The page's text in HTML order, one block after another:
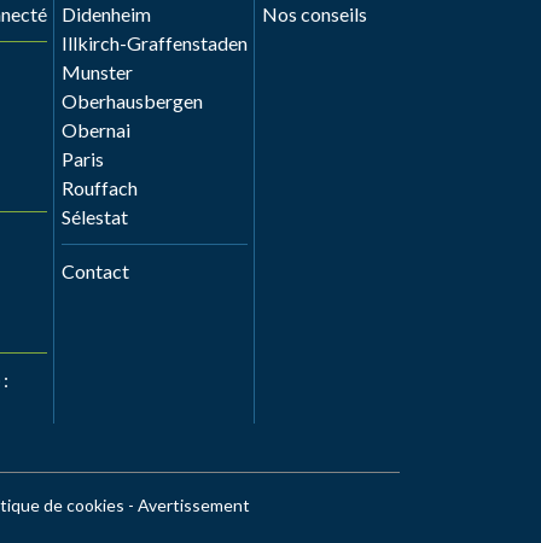
Didenheim
Illkirch-Graffenstaden
Munster
Oberhausbergen
Obernai
Paris
Rouffach
Sélestat
Contact
Nos conseils
de cookies - Avertissement